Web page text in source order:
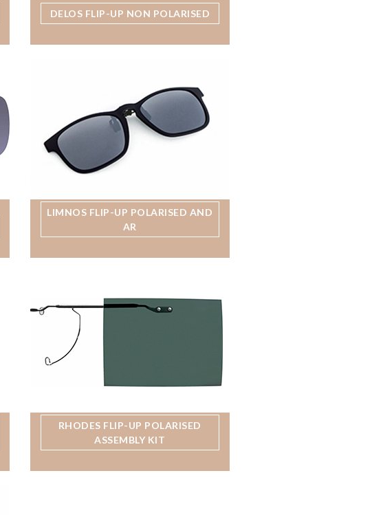
DELOS FLIP-UP NON POLARISED
LIMNOS FLIP-UP POLARISED AND
AR
RHODES FLIP-UP POLARISED
ASSEMBLY KIT